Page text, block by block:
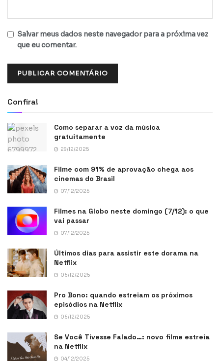
Salvar meus dados neste navegador para a próxima vez
que eu comentar.
Confira!
Como separar a voz da música
gratuitamente
29/12/2025
Filme com 91% de aprovação chega aos
cinemas do Brasil
07/12/2025
Filmes na Globo neste domingo (7/12): o que
vai passar
07/12/2025
Últimos dias para assistir este dorama na
Netflix
06/12/2025
Pro Bono: quando estreiam os próximos
episódios na Netflix
06/12/2025
Se Você Tivesse Falado…: novo filme estreia
na Netflix
04/12/2025